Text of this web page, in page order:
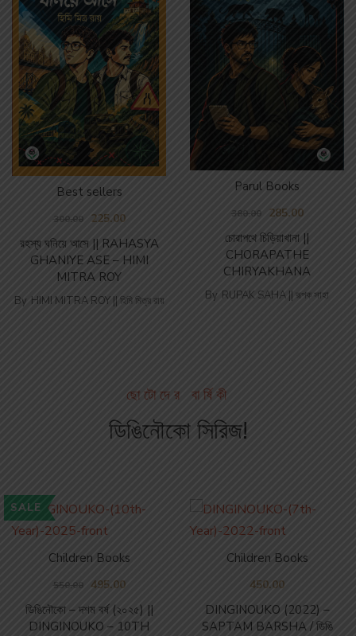
রহস্য ঘনিয়ে আসে || RAHASYA
GHANIYE ASE – HIMI
MITRA ROY
Best sellers
300.00 225.00
By HIMI MITRA ROY || হিমি মিত্র রায়
চোরাপথে চিড়িয়াখানা ||
CHORAPATHE
CHIRYAKHANA
Parul Books
380.00 285.00
By RUPAK SAHA || রূপক সাহা
ছোটোদের বার্ষিকী
ডিঙিনৌকো সিরিজ!
SALE
ডিঙিনৌকো – দশম বর্ষ (২০২৫) ||
DINGINOUKO – 10TH
Children Books
550.00 495.00
DINGINOUKO (2022) –
SAPTAM BARSHA / ডিঙি
Children Books
450.00